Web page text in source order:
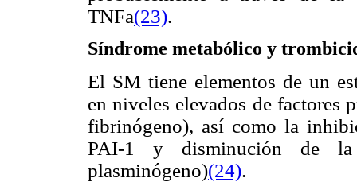
TNFa(23).
Síndrome metabólico y
El SM tiene elementos de un
en niveles elevados de factores
fibrinógeno), así como la
PAI-1 y disminución de
plasminógeno)(24).